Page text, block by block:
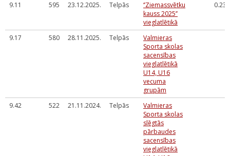
9.11
595 23.12.2025. Telpās
‘’Ziemassvētku
kauss 2025’’
vieglatlētikā
0.239
9.17 580 28.11.2025. Telpās
Valmieras
Sporta skolas
sacensības
vieglatlētikā
U14, U16
vecuma
grupām
9.42
522 21.11.2024. Telpās
Valmieras
Sporta skolas
slēgtās
pārbaudes
sacensības
vieglatlētikā